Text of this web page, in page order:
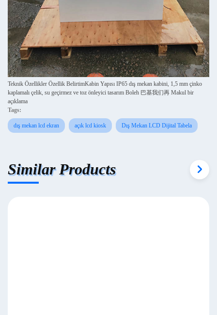
Teknik Özellikler Özellik BelirtimKabin Yapısı IP65 dış mekan kabini, 1,5 mm çinko
kaplamalı çelik, su geçirmez ve toz önleyici tasarım Boleh 巴基我们再 Makul bir
açıklama
Tags:
dış mekan lcd ekran açık lcd kiosk Dış Mekan LCD Dijital Tabela
Similar Products